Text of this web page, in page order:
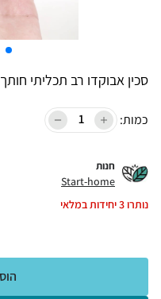
סכין אבוקדו רב תכליתי
כמות:
חנות
Start-home
נותרו3יחידות במלאי